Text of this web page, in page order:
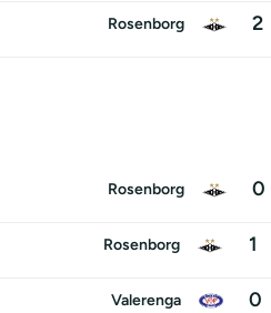
Rosenborg 2
Rosenborg 0
Rosenborg 1
Valerenga 0